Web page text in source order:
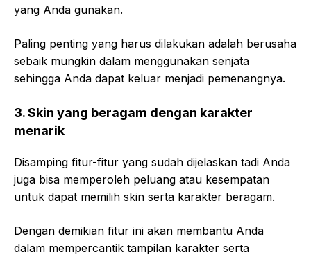
yang Anda gunakan.
Paling penting yang harus dilakukan adalah berusaha
sebaik mungkin dalam menggunakan senjata
sehingga Anda dapat keluar menjadi pemenangnya.
3.Skin yang beragam dengan karakter
menarik
Disamping fitur-fitur yang sudah dijelaskan tadi Anda
juga bisa memperoleh peluang atau kesempatan
untuk dapat memilih skin serta karakter beragam.
Dengan demikian fitur ini akan membantu Anda
dalam mempercantik tampilan karakter serta